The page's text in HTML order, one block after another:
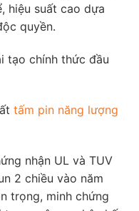
hiệu suất cao dựa
quyền.
tạo chính thức đầu
tấm pin năng lượng
nhận UL và TUV
2 chiều vào năm
trọng, minh chứng